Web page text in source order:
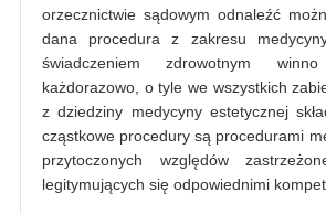
orzecznictwie sądowym odnaleźć
dana procedura z zakresu
świadczeniem zdrowotnym
każdorazowo, o tyle we wszystkich
z dziedziny medycyny estetycznej
cząstkowe procedury są procedurami
przytoczonych względów
legitymujących się odpowiednimi